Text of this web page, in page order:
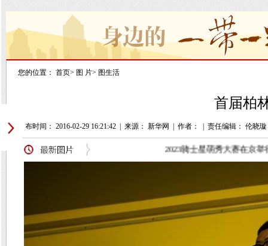
您的位置： 首页> 图 片> 图生活
首届柏
发布时间： 2016-02-29 16:21:42 来源： 新华网 作者： 责任编辑： 伦晓璇